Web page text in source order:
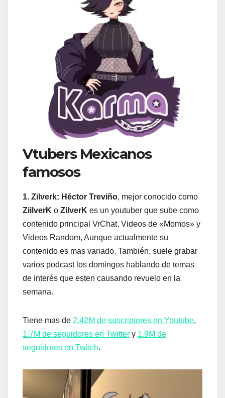
Vtubers Mexicanos
famosos
1. Zilverk: Héctor Treviño, mejor conocido como
ZiilverK o ZilverK es un youtuber que sube como
contenido principal VrChat, Videos de «Momos» y
Videos Random, Aunque actualmente su
contenido es mas variado. También, suele grabar
varios podcast los domingos hablando de temas
de interés que esten causando revuelo en la
semana.
Tiene mas de 2.42M de suscriptores en Youtube,
1.7M de seguidores en Twitter y 1.9M de
seguidores en Twitch.